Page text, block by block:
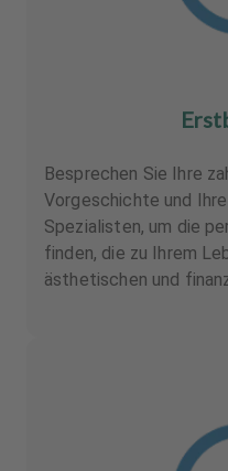
Besprechen Sie Ihre
Vorgeschichte und
Spezialisten, um die
finden, die zu Ihrem
ästhetischen und